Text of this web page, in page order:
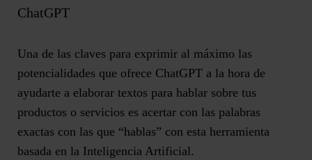
ChatGPT
Una de las claves para exprimir al máximo las
potencialidades que ofrece ChatGPT a la hora de
ayudarte a elaborar textos para hablar sobre tus
productos o servicios es acertar con las palabras
exactas con las que “hablas” con esta herramienta
basada en la Inteligencia Artificial.